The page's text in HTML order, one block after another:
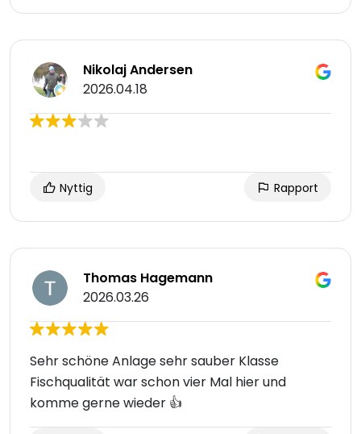
Nikolaj Andersen
2026.04.18
Nyttig Rapport
Thomas Hagemann
2026.03.26
Sehr schöne Anlage sehr sauber Klasse
Fischqualität war schon vier Mal hier und
komme gerne wieder 👍